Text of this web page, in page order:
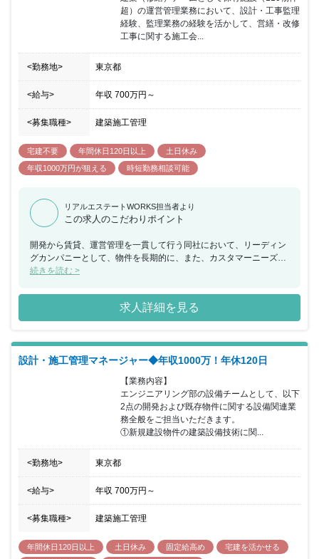
超）の運営管理業務において、設計・工事監理
経験、監理業務の経験を活かして、営繕・改修
工事に関する施工会...
<勤務地> 東京都
<給与> 年収 700万円 ～
<募集職種> 建築施工管理
宅建不要 年間休日120日以上
土日休み
年収1000万円が狙える
時短勤務相談可能
リアルエステートWORKS担当者より
この求人のこだわりポイント
開発から賃貸、運営管理を一貫して行う同社において、リーディン
グカンパニーとして、物件を長期的に、また、カスタマーニーズを
捉える視点で運営管理実施していくための技術面を支える人材を求
ーシップを取って仕事を進めることが出来ます。リーディングカン
パニーとして、知識や経験を活かしながら新たな価値を生み出せる
やりがいのある仕事です。新しい発想や、やりたいと思うことがあ
続きを読む >
求人詳細を見る
設計・施工管理マネージャー◆年収1000万！年休120日
【業務内容】
エンジニアリング部の設備チームとして、以下
2点の開発および既存物件に関する設備関連業
務全般をご担当いただきます。
①新規建設物件の建築設備技術に関...
<勤務地> 東京都
<給与> 年収 700万円 ～
<募集職種> 建築施工管理
年間休日120日以上 土日休み 固定給高め
宅建を活かせる